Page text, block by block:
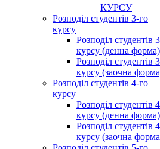
КУРСУ
Розподіл студентів 3-го
курсу
Розподіл студентів
курсу (денна форма)
Розподіл студентів
курсу (заочна
Розподіл студентів 4-го
курсу
Розподіл студентів
курсу (денна форма)
Розподіл студентів
курсу (заочна